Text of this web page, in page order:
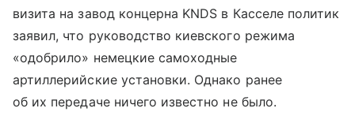
визита на завод концерна KNDS в Касселе политик
заявил, что руководство киевского режима
«одобрило» немецкие самоходные
артиллерийские установки. Однако ранее
об их передаче ничего известно не было.